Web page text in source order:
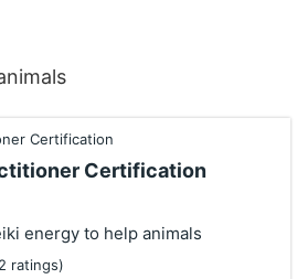
Certification
energy to help animals
ratings)